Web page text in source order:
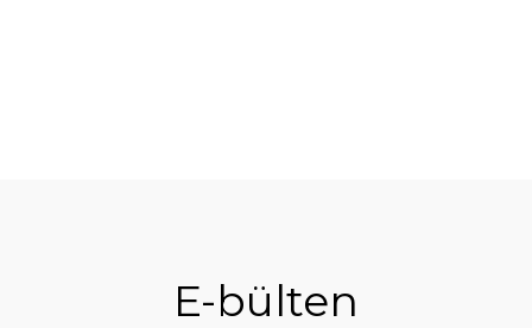
E-bülten